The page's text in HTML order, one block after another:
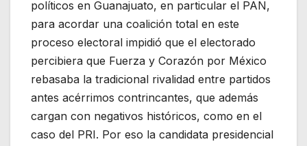
políticos en Guanajuato, en particular el PAN,
para acordar una coalición total en este
proceso electoral impidió que el electorado
percibiera que Fuerza y Corazón por México
rebasaba la tradicional rivalidad entre partidos
antes acérrimos contrincantes, que además
cargan con negativos históricos, como en el
caso del PRI. Por eso la candidata presidencial